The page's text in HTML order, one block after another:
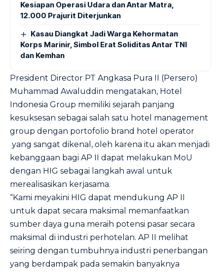
Kesiapan Operasi Udara dan Antar Matra,
12.000 Prajurit Diterjunkan
Kasau Diangkat Jadi Warga Kehormatan
Korps Marinir, Simbol Erat Soliditas Antar TNI
dan Kemhan
President Director PT Angkasa Pura II (Persero)
Muhammad Awaluddin mengatakan, Hotel
Indonesia Group memiliki sejarah panjang
kesuksesan sebagai salah satu hotel management
group dengan portofolio brand hotel operator
yang sangat dikenal, oleh karena itu akan menjadi
kebanggaan bagi AP II dapat melakukan MoU
dengan HIG sebagai langkah awal untuk
merealisasikan kerjasama.
“Kami meyakini HIG dapat mendukung AP II
untuk dapat secara maksimal memanfaatkan
sumber daya guna meraih potensi pasar secara
maksimal di industri perhotelan. AP II melihat
seiring dengan tumbuhnya industri penerbangan
yang berdampak pada semakin banyaknya